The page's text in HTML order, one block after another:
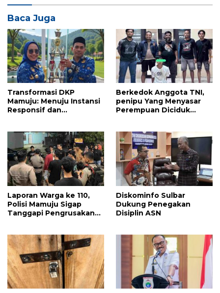
Baca Juga
Transformasi DKP
Mamuju: Menuju Instansi
Responsif dan
Keren”
Berkedok Anggota TNI,
penipu Yang Menyasar
Perempuan Diciduk
Laporan Warga ke 110,
Polisi Mamuju Sigap
Tanggapi Pengrusakan
Diskominfo Sulbar
Dukung Penegakan
Disiplin ASN